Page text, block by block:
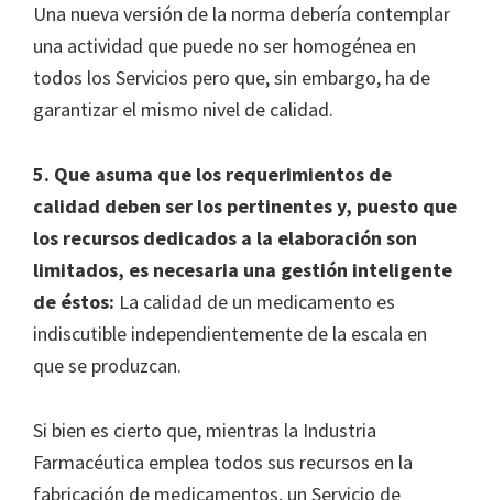
Una nueva versión de la norma debería contemplar
una actividad que puede no ser homogénea en
todos los Servicios pero que, sin embargo, ha de
garantizar el mismo nivel de calidad.
5. Que asuma que los requerimientos de
calidad deben ser los pertinentes y, puesto que
los recursos dedicados a la elaboración son
limitados, es necesaria una gestión inteligente
de éstos: La calidad de un medicamento es
indiscutible independientemente de la escala en
que se produzcan.
Si bien es cierto que, mientras la Industria
Farmacéutica emplea todos sus recursos en la
fabricación de medicamentos, un Servicio de